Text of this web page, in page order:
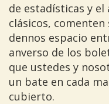
de estadísticas y
clásicos,
dennos espacio
anverso de los
que ustedes y
un bate en cada
cubierto.